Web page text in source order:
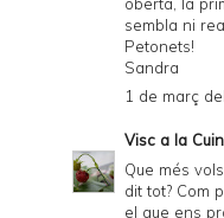
sembla ni
Petonets!
Sandra
1 de març
Visc a la
Que més
dit tot? Com
el que ens